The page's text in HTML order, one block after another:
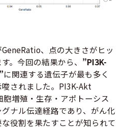
、点の大きさがヒッ
。今回の結果から、 ”PI3K-
に関連する遺伝子が最も多く
されました。PI3K-Akt
増殖・生存・アポトーシス
ナル伝達経路であり、がん化
役割を果たすことが知られて